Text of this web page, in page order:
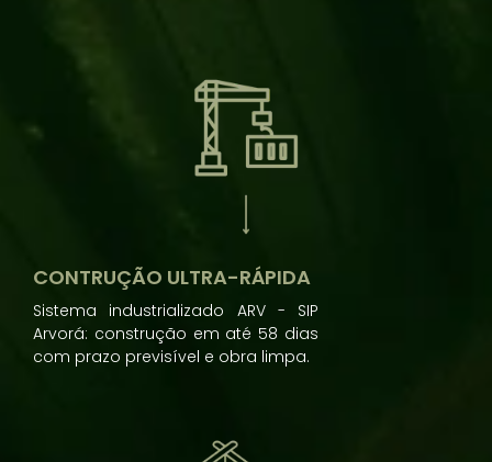
CONTRUÇÃO ULTRA-RÁPIDA
Sistema industrializado ARV - SIP
Arvorá: construção em até 58 dias
com prazo previsível e obra limpa.